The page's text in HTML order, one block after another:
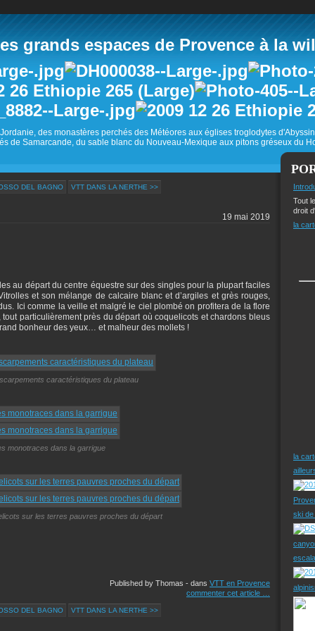
grands espaces de Provence à la
des monastères perchés des Météores aux églises troglodytes
de Samarcande, du sable blanc du Nouveau-Mexique aux pitons gréseux du
DEL BAGNO VTT DANS LA NERTHE >>
19 mai 2019
au départ du centre équestre sur des singles pour la plupart faciles
et son mélange de calcaire blanc et d’argiles et grès rouges,
Ici comme la veille et malgré le ciel plombé on profitera de la flore
particulièrement près du départ où coquelicots et chardons bleus
bonheur des yeux… et malheur des mollets !
caractéristiques du plateau
monotraces dans la garrigue
sur les terres pauvres proches du départ
Published by Thomas - dans VTT en Provence
commenter cet article
DEL BAGNO VTT DANS LA NERTHE >>
Tout
droit
la
la
ski de